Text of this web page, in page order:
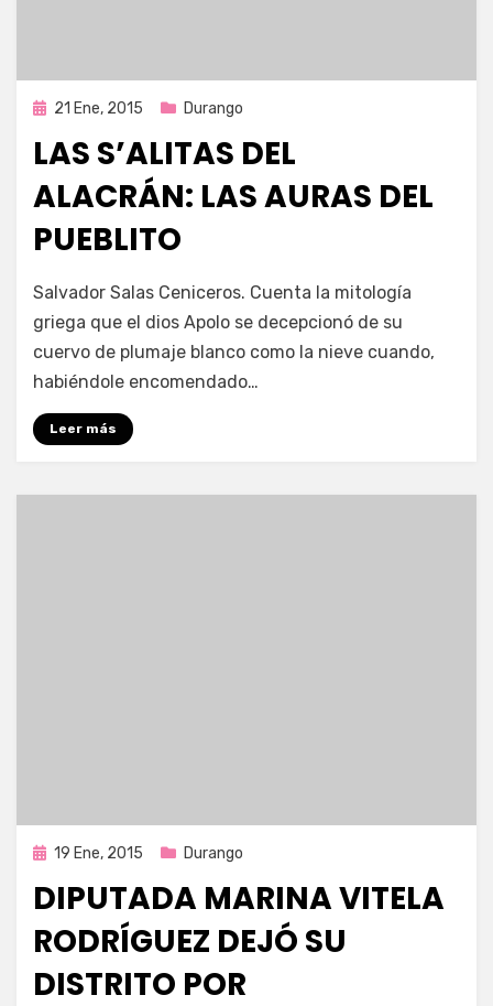
Publicada
21 Ene, 2015 Durango
LAS S’ALITAS DEL
ALACRÁN: LAS AURAS DEL
PUEBLITO
por Enrique
Salvador Salas Ceniceros. Cuenta la mitología
griega que el dios Apolo se decepcionó de su
cuervo de plumaje blanco como la nieve cuando,
habiéndole encomendado…
Leer más
Publicada
19 Ene, 2015 Durango
DIPUTADA MARINA VITELA
RODRÍGUEZ DEJÓ SU
DISTRITO POR